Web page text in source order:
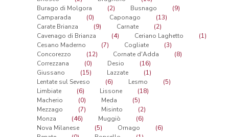
Burago di Molgora
(2) Busnago
(9)
Camparada
(0) Caponago
(13)
Carate Brianza
(9) Carnate
(2)
Cavenago di Brianza
(4) Ceriano Laghetto
(1)
Cesano Maderno
(7) Cogliate
(3)
Concorezzo
(12) Cornate d'Adda
(8)
Correzzana
(0) Desio
(16)
Giussano
(15) Lazzate
(1)
Lentate sul Seveso
(6) Lesmo
(5)
Limbiate
(6) Lissone
(18)
Macherio
(0) Meda
(5)
Mezzago
(7) Misinto
(2)
Monza
(46) Muggiò
(6)
Nova Milanese
(5) Ornago
(6)